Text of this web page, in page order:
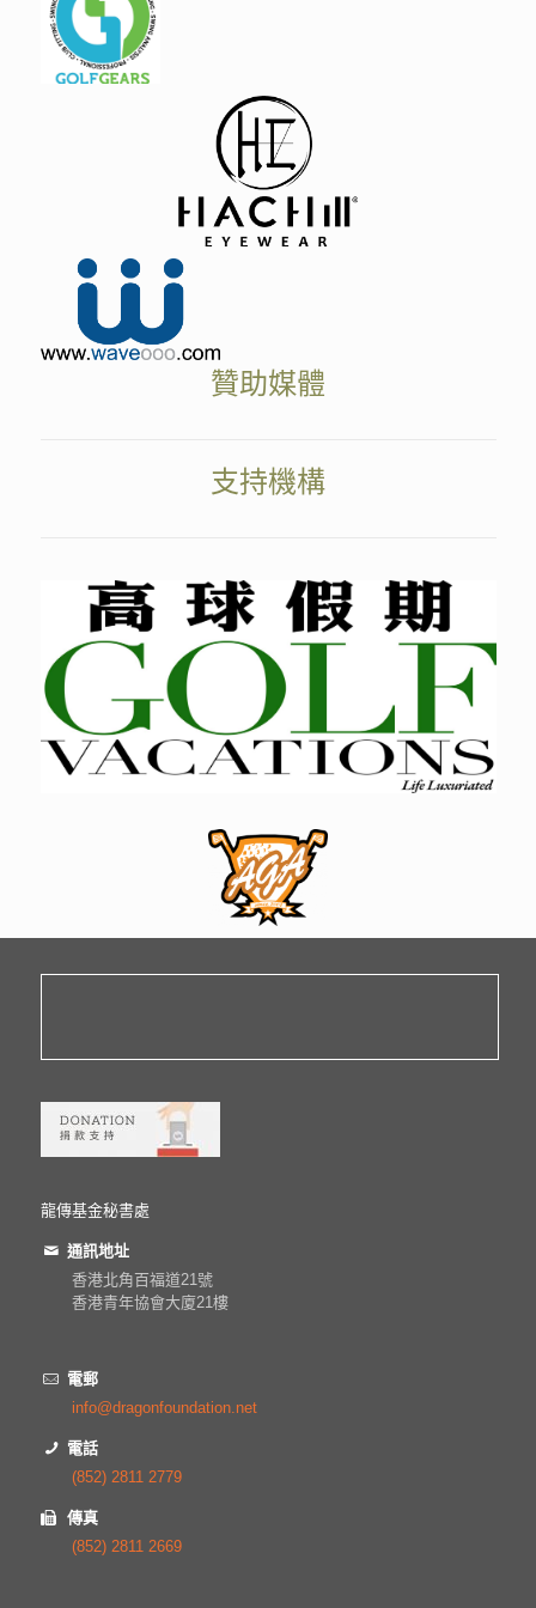
贊助媒體
支持機構
龍傳基金秘書處
通訊地址
香港北角百福道21號
香港青年協會大廈21樓
電郵
info@dragonfoundation.net
電話
(852) 2811 2779
傳真
(852) 2811 2669